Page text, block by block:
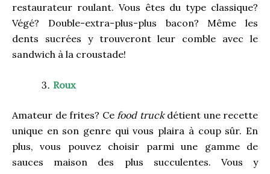
restaurateur roulant. Vous êtes du type classique?
Végé? Double-extra-plus-plus bacon? Même les
dents sucrées y trouveront leur comble avec le
sandwich à la croustade!
Roux
Amateur de frites? Ce food truckdétient une recette
unique en son genre qui vous plaira à coup sûr. En
plus, vous pouvez choisir parmi une gamme de
sauces maison des plus succulentes. Vous y